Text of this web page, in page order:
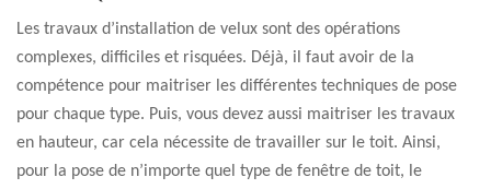
Les travaux d’installation de velux sont des opérations
complexes, difficiles et risquées. Déjà, il faut avoir de la
compétence pour maitriser les différentes techniques de pose
pour chaque type. Puis, vous devez aussi maitriser les travaux
en hauteur, car cela nécessite de travailler sur le toit. Ainsi,
pour la pose de n’importe quel type de fenêtre de toit, le